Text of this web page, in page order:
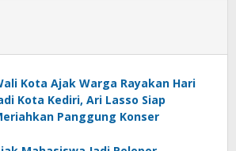
Kota Ajak Warga Rayakan Hari
Kota Kediri, Ari Lasso Siap
Panggung Konser